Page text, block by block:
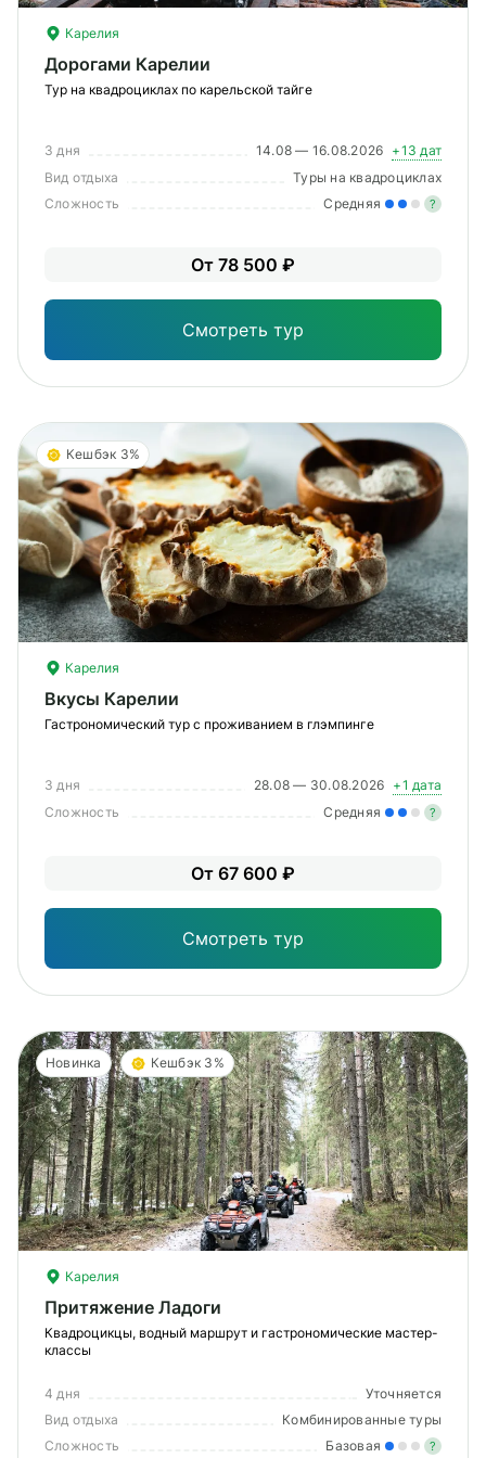
Карелия
Дорогами Карелии
Тур на квадроциклах по карельской тайге
3 дня 14.08 — 16.08.2026 +13 дат
Вид отдыха
Туры на квадроциклах
Сложность
Средняя ?
От 78 500 ₽
Смотреть тур
Кешбэк 3%
Карелия
Вкусы Карелии
Гастрономический тур с проживанием в глэмпинге
3 дня 28.08 — 30.08.2026 +1 дата
Сложность
Средняя ?
От 67 600 ₽
Смотреть тур
Новинка Кешбэк 3%
Карелия
Притяжение Ладоги
Квадроцикцы, водный маршрут и гастрономические мастер-
классы
4 дня
Уточняется
Вид отдыха
Комбинированные туры
Сложность
Базовая ?